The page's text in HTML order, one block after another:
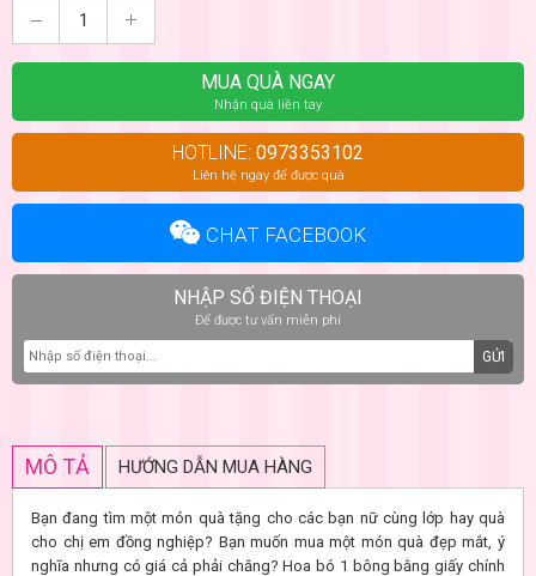
MUA QUÀ NGAY
Nhận quà liền tay
HOTLINE: 0973353102
Liên hệ ngay để được quà
CHAT FACEBOOK
NHẬP SỐ ĐIỆN THOẠI
Để được tư vấn miễn phí
GỬI
MÔ TẢ HƯỚNG DẪN MUA HÀNG
Bạn đang tìm một món quà tặng cho các bạn nữ cùng lớp hay quà
cho chị em đồng nghiệp? Bạn muốn mua một món quà đẹp mắt, ý
nghĩa nhưng có giá cả phải chăng? Hoa bó 1 bông bằng giấy chính